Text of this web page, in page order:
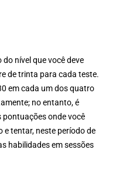
nível que você deve
de trinta para cada teste.
em cada um dos quatro
no entanto, é
pontuações onde você
tentar, neste período de
habilidades em sessões